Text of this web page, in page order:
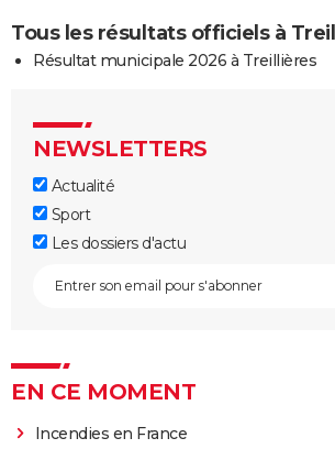
Tous les résultats officiels à
Résultat municipale 2026 à Treillières
NEWSLETTERS
Actualité
Sport
Les dossiers d'actu
EN CE MOMENT
Incendies en France